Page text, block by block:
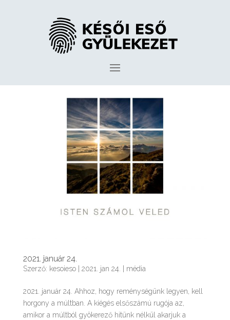
2021. január 24.
Szerző: kesoieso| 2021. jan 24. média
2021. január 24. Ahhoz, hogy reménységünk legyen, kell
horgony a múltban. A kiégés elsőszámú rugója az,
amikor a múltból gyökerező hitünk nélkül akarjuk a